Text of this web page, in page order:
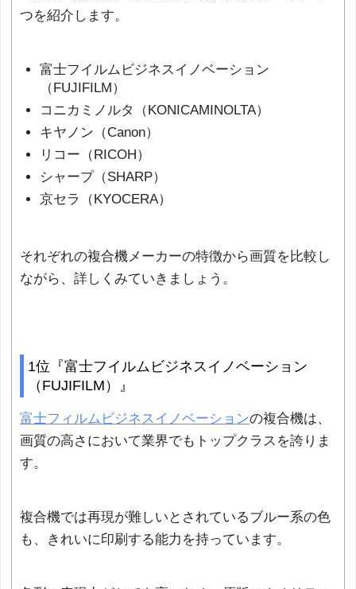
つを紹介します。
富士フイルムビジネスイノベーション
（FUJIFILM）
コニカミノルタ（KONICAMINOLTA）
キヤノン（Canon）
リコー（RICOH）
シャープ（SHARP）
京セラ（KYOCERA）
それぞれの複合機メーカーの特徴から画質を比較し
ながら、詳しくみていきましょう。
1位『富士フイルムビジネスイノベーション
（FUJIFILM）』
富士フィルムビジネスイノベーションの複合機は、
画質の高さにおいて業界でもトップクラスを誇りま
す。
複合機では再現が難しいとされているブルー系の色
も、きれいに印刷する能力を持っています。